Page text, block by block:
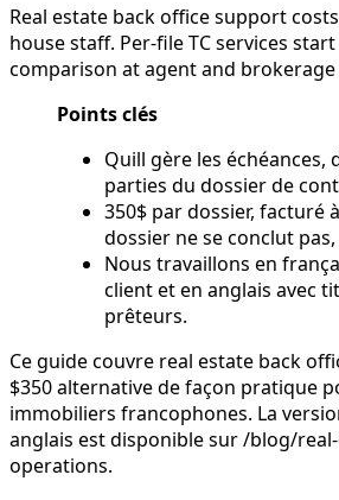
Real estate back office support
house staff. Per-file TC services start
comparison at agent and brokerage
Points clés
Quill gère les échéances,
parties du dossier de
350$ par dossier, facturé
dossier ne se conclut
Nous travaillons en
client et en anglais avec
prêteurs.
Ce guide couvre real estate back
$350 alternative de façon pratique
immobiliers francophones. La
anglais est disponible sur /blog/
operations.